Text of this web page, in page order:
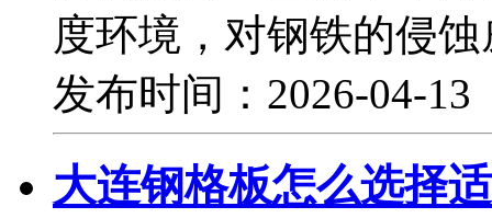
度环境，对钢铁的侵
发布时间：2026-04-
大连钢格板怎么选择